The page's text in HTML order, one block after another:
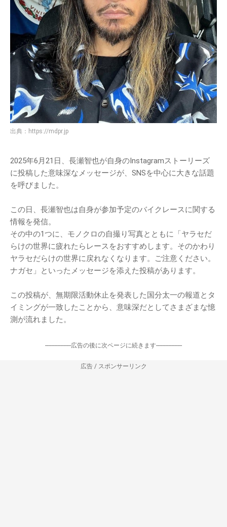
出典： https://mdpr.jp
2025年6月21日、長瀬智也が自身のInstagramストーリーズ
に投稿した意味深なメッセージが、SNSを中心に大きな話題
を呼びました。
この日、長瀬智也は自身が参加予定のバイクレースに関する
情報を発信。
その中の1つに、モノクロの自撮り写真とともに「ヤラセだ
らけの世界に疲れたらレースをおすすめします。そのかわり
ヤラセだらけの世界に戻れなくなります。ご注意ください。
ナガセ」といったメッセージを添えた投稿があります。
この投稿が、無期限活動休止を発表した国分太一の報道とタ
イミングが一致したことから、意味深だとしてさまざまな憶
測が流れました。
-----------------広告の後に次ページに続きます-----------------
広告 / スポンサーリンク